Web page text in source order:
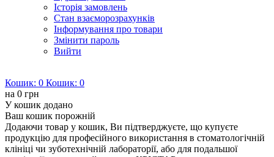
Історія замовлень
Стан взаєморозрахунків
Інформування про товари
Змінити пароль
Вийти
Кошик: 0 Кошик: 0
на 0 грн
У кошик додано
Ваш кошик порожній
Додаючи товар у кошик, Ви підтверджуєте, що купуєте
продукцію для професійного використання в стоматологічній
клініці чи зуботехнічній лабораторії, або для подальшої